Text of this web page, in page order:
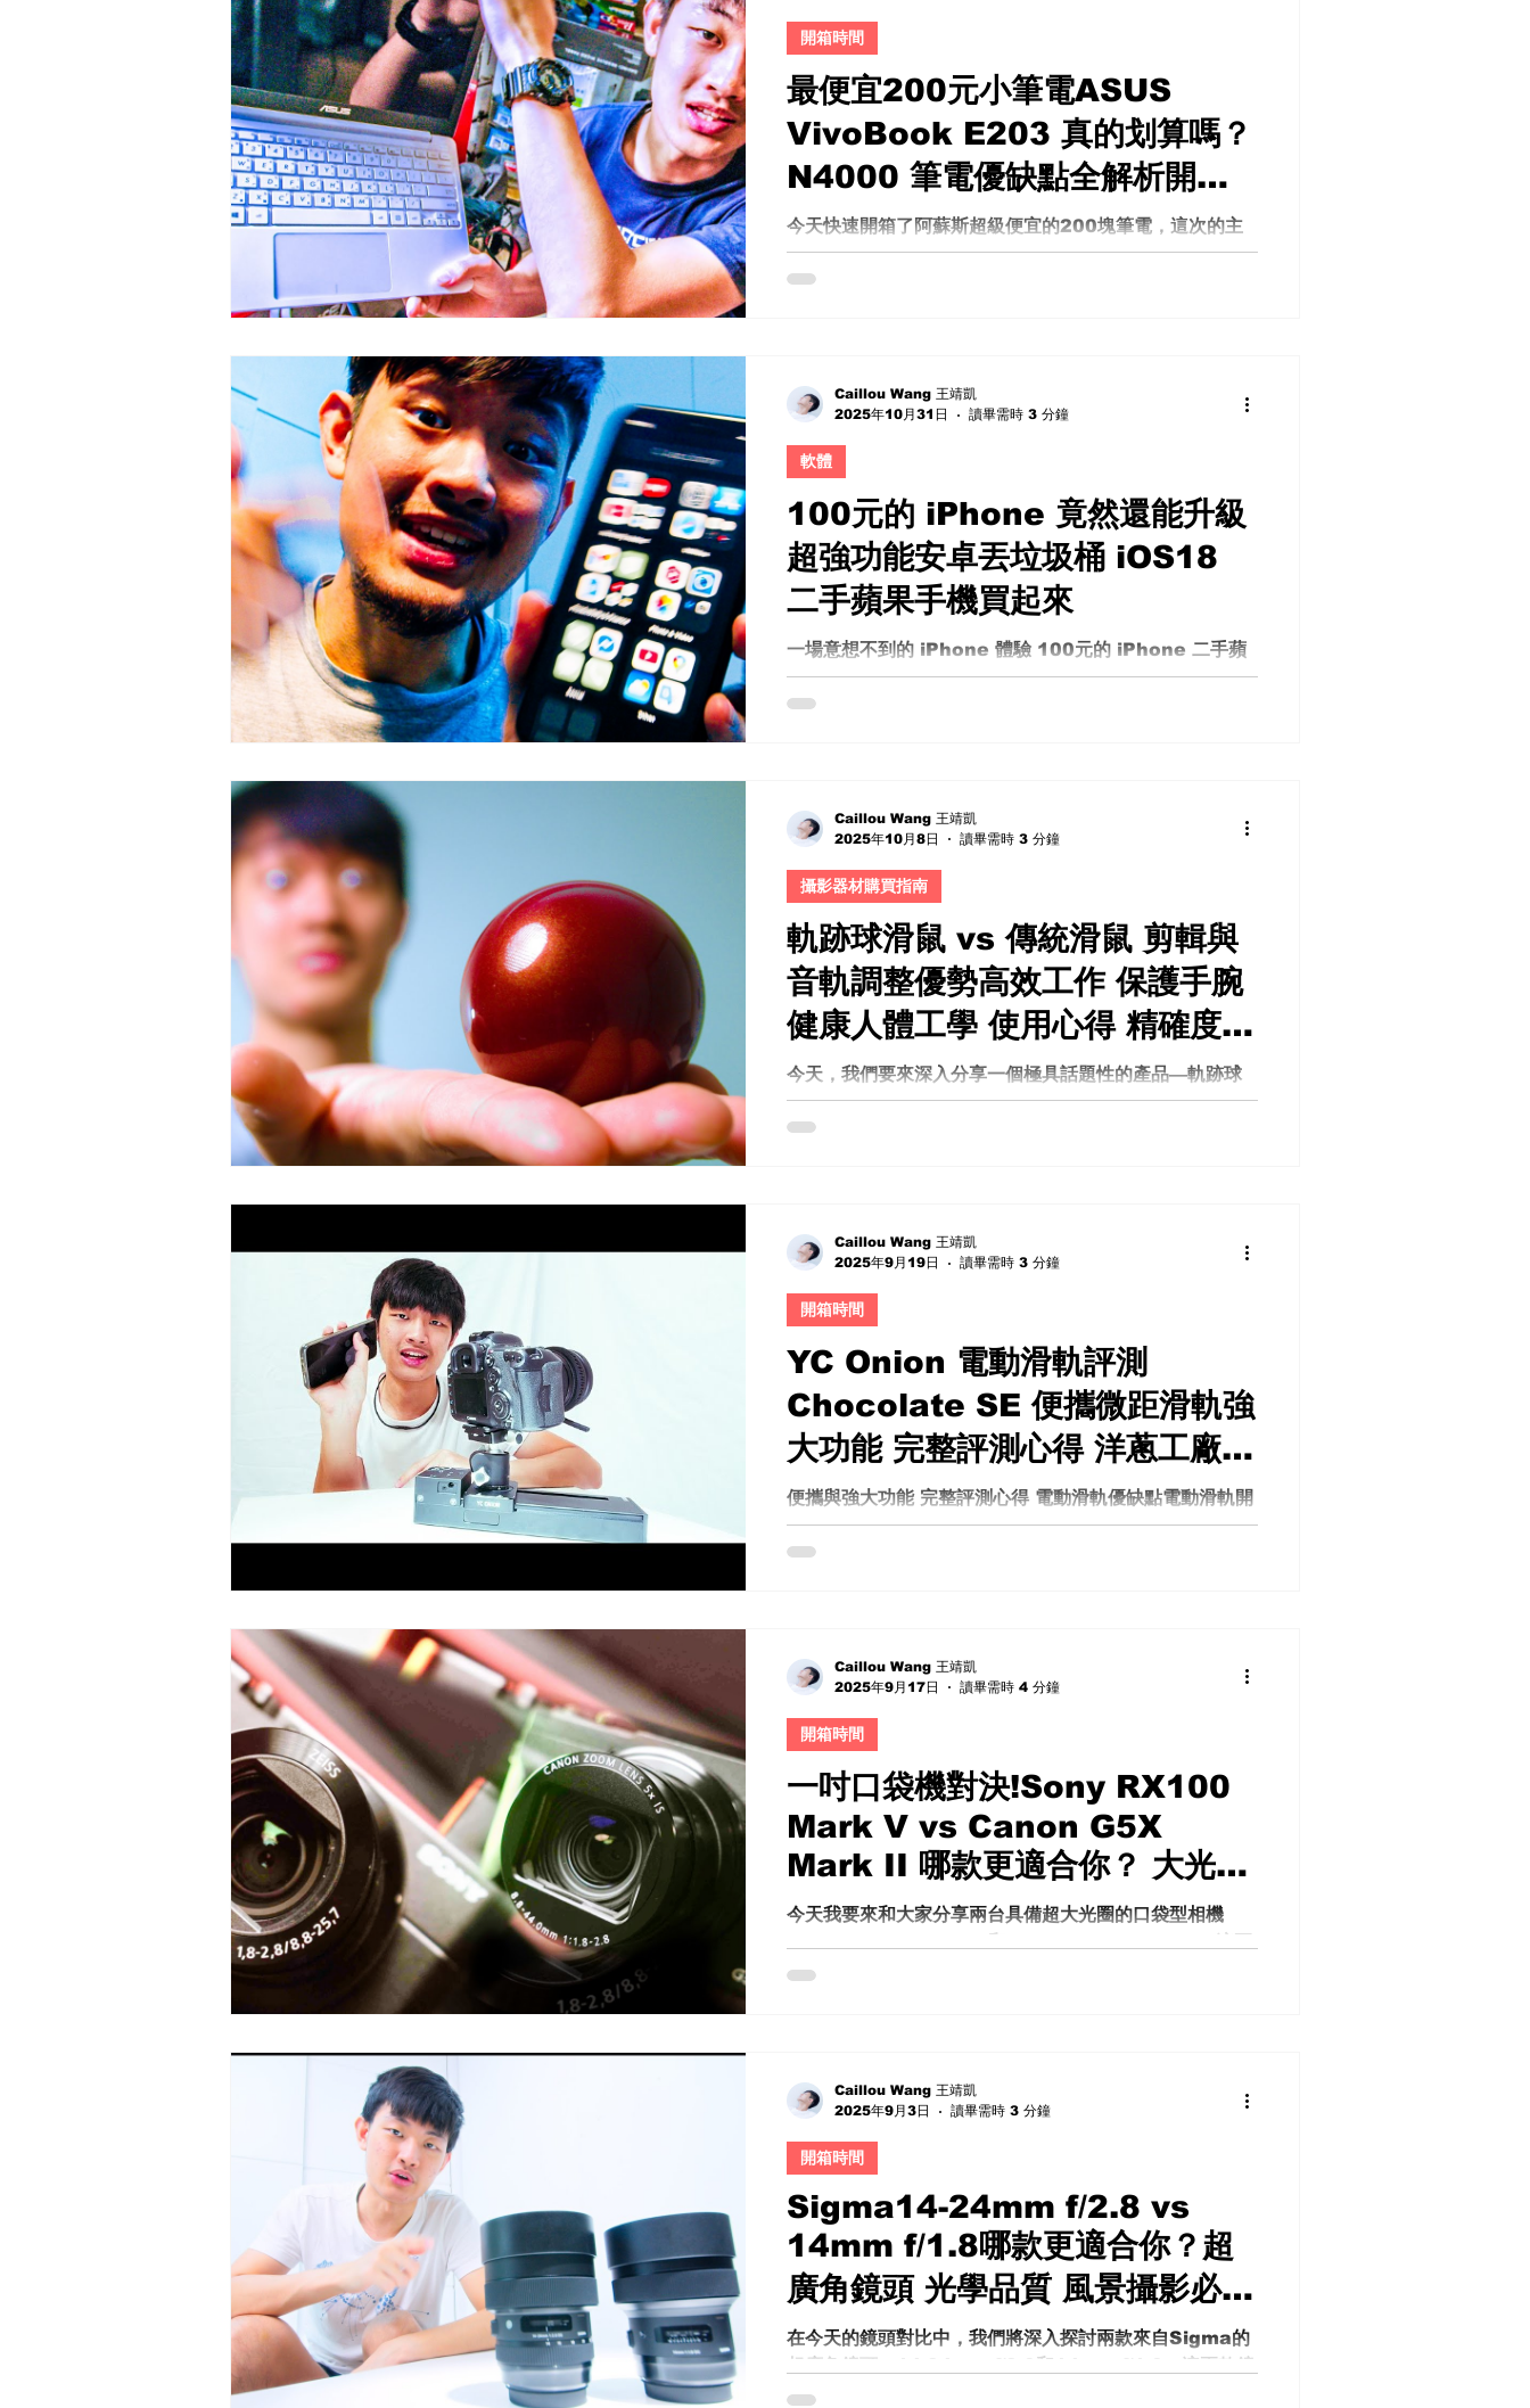
者最在意的核心：畫質不是解析度，而是資料量 很多人以
數量，而真正決定畫面品質的，是相機願意保存多少資
訊。 如果你希望拍攝高品質 8K 影片，就必須擁有足夠高
的 Bitrate（位元率）。 原因很簡單： 當解析度越高，畫
面中的資訊量就越龐大。 天空、樹葉、草地、建築紋理、
料儲存。 如果 Bitrate 不夠高，再高解析度也只是看起來
比較大的馬
最便宜200元小筆電ASUS
VivoBook E203 真的划算嗎？
N4000 筆電優缺點全解析開
箱！性價比之王評測實測心得低
價筆電也有高效能？使用體驗 到
今天快速開箱了阿蘇斯超級便宜的200塊筆電，這次的主
角是VivoBook E203。這款電腦以其超低價位吸引了不
少關注。接下來，就讓我們一起深入了解這台價格實惠的
是阿蘇斯的mini 33瓦變壓器，體積小巧、重量輕盈。 在
嘗試開機時，我發現這台筆電並不支持單手開蓋設計，這
點有些許不便，但這畢竟是一台價格僅200美金的產品。
用了三個多小時之後，我開始感覺到這台電腦的溫度明顯
升高。由於它沒有散熱孔，也沒有風扇設計，散熱效果有
限，讓機身很容易變得燙手。 儲存部分，VivoBook
E203 配備的是Sandisk EMMC 64GB儲存空間，速度
介於傳統硬碟和SSD之間。雖然比不上高階SSD，但以這
個價位來說，還算可以接受。 至於螢幕，它雖然不算特別
亮眼，但在室內的日常使用還算勉強能夠接受。螢幕顏色
的精準度也並不理想，所以這塊螢幕並不適合用來進行任
開箱時間
100元的 iPhone 竟然還能升級
超強功能安卓丟垃圾桶 iOS18
二手蘋果手機買起來
一場意想不到的 iPhone 體驗 100元的 iPhone 二手蘋
果手機 在科技產品飛速更新的時代，許多人對於舊設備的
適用性存在疑問。但你能想像，一部價格僅 100 美元的
軟體
Caillou Wang 王靖凱
2025年10月31日
讀畢需時 3 分鐘
軌跡球滑鼠 vs 傳統滑鼠 剪輯與
音軌調整優勢高效工作 保護手腕
健康人體工學 使用心得 精確度與
便利性 省空間 優缺點 清潔與滾
輪問題 為什麼我再也回不去了?
今天，我們要來深入分享一個極具話題性的產品—軌跡球
滑鼠。這款滑鼠究竟有什麼過人之處？經過一段時間的使
用後，我發現它不僅改變了我對滑鼠的看法，甚至讓我覺
攝影器材購買指南
Caillou Wang 王靖凱
2025年10月8日
讀畢需時 3 分鐘
YC Onion 電動滑軌評測
Chocolate SE 便攜微距滑軌強
大功能 完整評測心得 洋蔥工廠滑
軌優缺點電動滑軌開箱評測
便攜與強大功能 完整評測心得 電動滑軌優缺點電動滑軌開
箱 詳細評測 YC Onion 電動滑軌評測 Chocolate SE
今天要來分享一個迷你電動攝影滑軌——YC Onion的
開箱時間
Caillou Wang 王靖凱
2025年9月19日
讀畢需時 3 分鐘
一吋口袋機對決!Sony RX100
Mark V vs Canon G5X
Mark II 哪款更適合你？ 大光圈
大感光元件 高階口袋相機 評比性
能操控感 便攜畫質兼具 優缺點
今天我要來和大家分享兩台具備超大光圈的口袋型相機
台相機都有 1 吋感光元件，並且具備 1.8 到 2.8 的超大
助。 一吋口袋機 大光圈 推薦!! 一吋口袋機對決!Sony
RX100 Mark V vs Canon G5X Mark II 哪款更適合
攜畫質兼具 口袋相機優缺點 小相機光學 深入解析 拍照還
為什麼不選擇 Sony RX100 系列中更新的 678910 型
號？原因很簡單，RX100 Mark V 是 RX100 系列中最
後一台擁有超大光圈變焦鏡頭的相機。從 RX100 Mark
VI 開始，焦段變長，但光圈卻變小了。這次我的目標是比
較兩台口袋型、擁有大光圈的相機，因而選擇了 RX100
Mark
開箱時間
Caillou Wang 王靖凱
2025年9月17日
讀畢需時 4 分鐘
Sigma14-24mm f/2.8 vs
14mm f/1.8哪款更適合你？超
廣角鏡頭 光學品質 風景攝影必備
選擇困難？ 詳細比較 優缺點探討
評測 推薦
在今天的鏡頭對比中，我們將深入探討兩款來自Sigma的
超廣角鏡頭—14-24mm f/2.8和14mm f/1.8。這兩款鏡
頭都屬於攝影師所青睞的高端廣角鏡頭類別，特別適合風
開箱時間
Caillou Wang 王靖凱
2025年9月3日
讀畢需時 3 分鐘